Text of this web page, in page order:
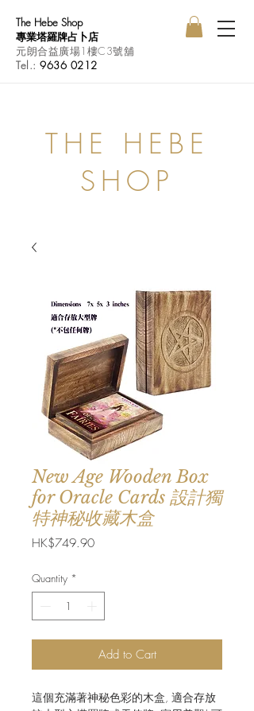
The Hebe Shop
專業塔羅牌占卜店
元朗合益廣場1樓C3號舖
Tel.:9636 0212
THE HEBE
SHOP
New Age Wooden Box
for Oracle Cards 設計獨
特神秘收藏木盒
HK$749.90Price
Quantity *
Add to Cart
這個充滿著神秘色彩的木盒, 適合存放